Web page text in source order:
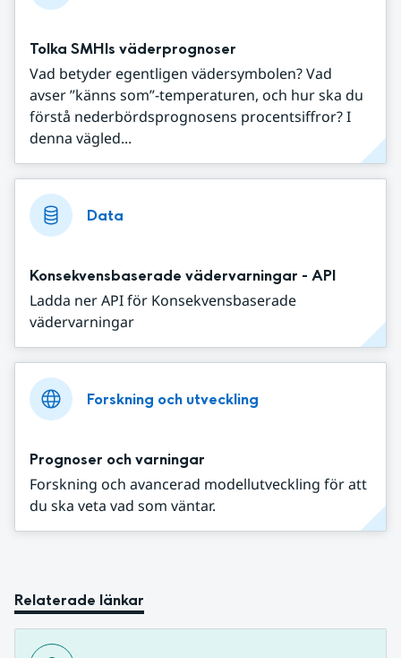
Tolka SMHIs väderprognoser
Vad betyder egentligen vädersymbolen? Vad
avser ”känns som”-temperaturen, och hur ska du
förstå nederbördsprognosens procentsiffror? I
denna vägled...
Data
Konsekvensbaserade vädervarningar - API
Ladda ner API för Konsekvensbaserade
vädervarningar
Forskning och utveckling
Prognoser och varningar
Forskning och avancerad modellutveckling för att
du ska veta vad som väntar.
Relaterade länkar